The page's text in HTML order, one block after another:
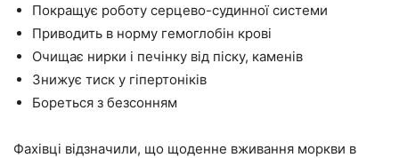
Покращує роботу серцево-судинної системи
Приводить в норму гемоглобін крові
Очищає нирки і печінку від піску, каменів
Знижує тиск у гіпертоніків
Бореться з безсонням
Фахівці відзначили, що щоденне вживання моркви в